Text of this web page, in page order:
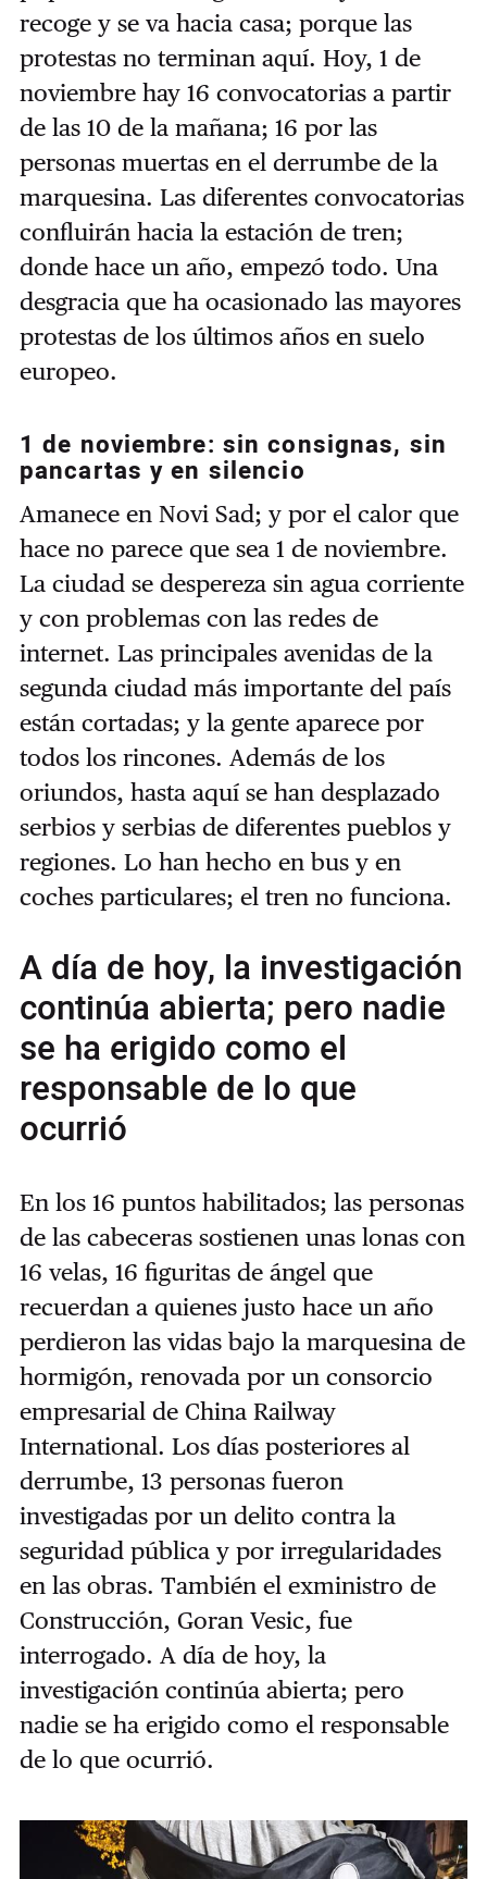
recoge y se va hacia casa; porque las
protestas no terminan aquí. Hoy, 1 de
noviembre hay 16 convocatorias a partir
de las 10 de la mañana; 16 por las
personas muertas en el derrumbe de la
marquesina. Las diferentes convocatorias
confluirán hacia la estación de tren;
donde hace un año, empezó todo. Una
desgracia que ha ocasionado las mayores
protestas de los últimos años en suelo
europeo.
1 de noviembre: sin consignas, sin
pancartas y en silencio
Amanece en Novi Sad; y por el calor que
hace no parece que sea 1 de noviembre.
La ciudad se despereza sin agua corriente
y con problemas con las redes de
internet. Las principales avenidas de la
segunda ciudad más importante del país
están cortadas; y la gente aparece por
todos los rincones. Además de los
oriundos, hasta aquí se han desplazado
serbios y serbias de diferentes pueblos y
regiones. Lo han hecho en bus y en
coches particulares; el tren no funciona.
A día de hoy, la investigación
continúa abierta; pero nadie
se ha erigido como el
responsable de lo que
ocurrió
En los 16 puntos habilitados; las personas
de las cabeceras sostienen unas lonas con
16 velas, 16 figuritas de ángel que
recuerdan a quienes justo hace un año
perdieron las vidas bajo la marquesina de
hormigón, renovada por un consorcio
empresarial de China Railway
International. Los días posteriores al
derrumbe, 13 personas fueron
investigadas por un delito contra la
seguridad pública y por irregularidades
en las obras. También el exministro de
Construcción, Goran Vesic, fue
interrogado. A día de hoy, la
investigación continúa abierta; pero
nadie se ha erigido como el responsable
de lo que ocurrió.